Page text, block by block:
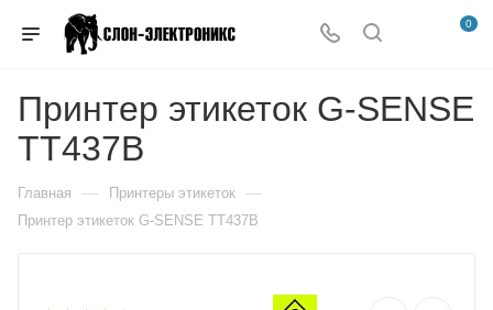
0
Принтер этикеток G-SENSE
TT437B
Главная — Принтеры этикеток —
Принтер этикеток G-SENSE TT437B